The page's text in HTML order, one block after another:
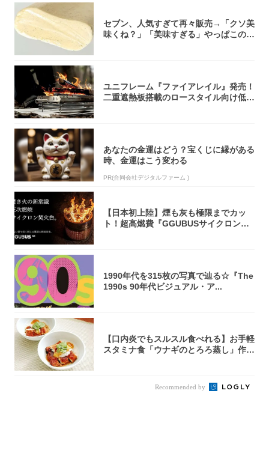
セブン、人気すぎて再々販売→「クソ美
味くね？」「美味すぎる」やっぱこのク
ユニフレーム『ファイアレイル』発売！
二重遮熱板搭載のロースタイル向け低型
あなたの金運はどう？宝くじに縁がある
時、金運はこう変わる
PR(合同会社デジタルファーム )
【日本初上陸】煙も灰も極限までカッ
ト！超高燃費『GGUBUSサイクロン焚
1990年代を315枚の写真で辿る☆『The
1990s 90年代ビジュアル・ア...
【口内炎でもスルスル食べれる】お手軽
スタミナ食「ウナギのとろろ蒸し」作っ
Recommended by